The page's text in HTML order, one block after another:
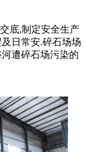
底,制定安全生产
日常安.碎石场场
遭碎石场污染的